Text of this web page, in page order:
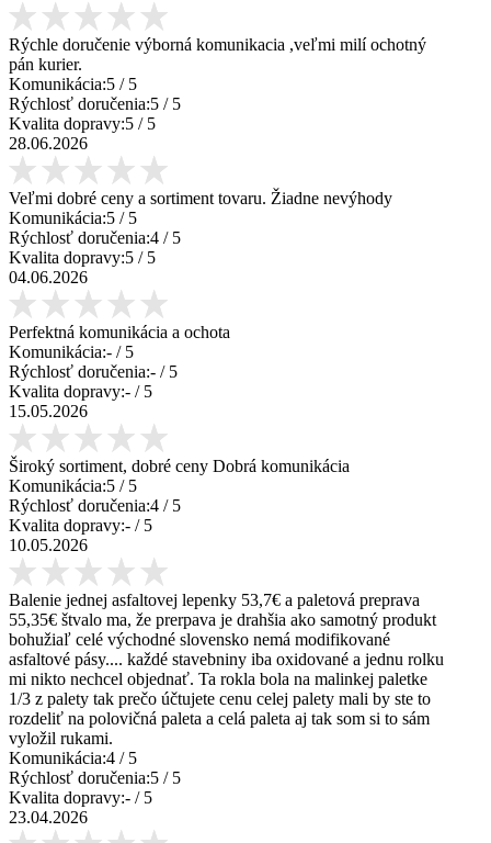
Rýchle doručenie výborná komunikacia ,veľmi milí ochotný
pán kurier.
Komunikácia:5 / 5
Rýchlosť doručenia:5 / 5
Kvalita dopravy:5 / 5
28.06.2026
Veľmi dobré ceny a sortiment tovaru. Žiadne nevýhody
Komunikácia:5 / 5
Rýchlosť doručenia:4 / 5
Kvalita dopravy:5 / 5
04.06.2026
Perfektná komunikácia a ochota
Komunikácia:- / 5
Rýchlosť doručenia:- / 5
Kvalita dopravy:- / 5
15.05.2026
Široký sortiment, dobré ceny Dobrá komunikácia
Komunikácia:5 / 5
Rýchlosť doručenia:4 / 5
Kvalita dopravy:- / 5
10.05.2026
Balenie jednej asfaltovej lepenky 53,7€ a paletová preprava
55,35€ štvalo ma, že prerpava je drahšia ako samotný produkt
bohužiaľ celé východné slovensko nemá modifikované
asfaltové pásy.... každé stavebniny iba oxidované a jednu rolku
mi nikto nechcel objednať. Ta rokla bola na malinkej paletke
1/3 z palety tak prečo účtujete cenu celej palety mali by ste to
rozdeliť na polovičná paleta a celá paleta aj tak som si to sám
vyložil rukami.
Komunikácia:4 / 5
Rýchlosť doručenia:5 / 5
Kvalita dopravy:- / 5
23.04.2026